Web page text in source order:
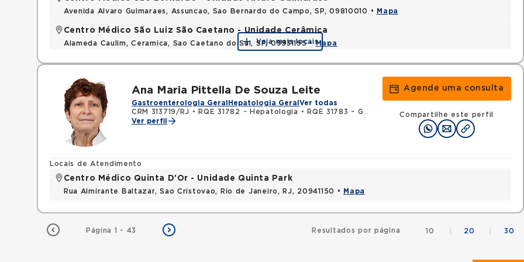
Avenida Alvaro Guimaraes, Assuncao, Sao Bernardo do Campo, SP, 09810010 • Mapa
Centro Médico São Luiz São Caetano - Unidade Cerâmica
Alameda Caulim, Ceramica, Sao Caetano do Sul, SP, 09531195 •Mapa
Veja mais locais
Ana Maria Pittella De Souza Leite
Gastroenterologia Geral Hepatologia Geral Ver todas
CRM 313719/RJ • RQE 31782 - Hepatologia • RQE 31783 - Gastroenterologia •RQE 32357 - Clínica
Ver perfil
Agende uma consulta
Compartilhe este perfil
Locais de Atendimento
Centro Médico Quinta D'Or - Unidade Quinta Park
Rua Almirante Baltazar, Sao Cristovao, Rio de Janeiro, RJ, 20941150 • Mapa
Página 1 - 43 Resultados por página 10 20 30